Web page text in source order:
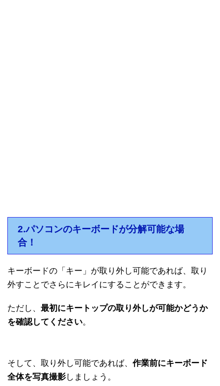
2.パソコンのキーボードが分解可能な場
合！
キーボードの「キー」が取り外し可能であれば、取り
外すことでさらにキレイにすることができます。
ただし、 最初にキートップの取り外しが可能かどうか
を確認してください。
そして、取り外し可能であれば、 作業前にキーボード
全体を写真撮影しましょう。